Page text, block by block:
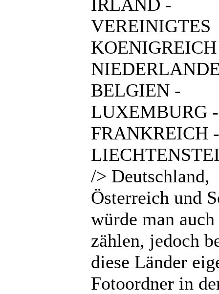
IRLAND -
VEREINIGTES
BELGIEN -
LUXEMBURG -
FRANKREICH -
/> Deutschland,
Österreich und
würde man auch
zählen, jedoch
diese Länder
Fotoordner in